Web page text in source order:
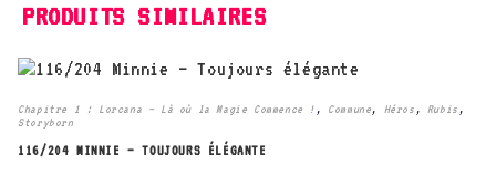
PRODUITS SIMILAIRES
Chapitre 1 : Lorcana – Là où la Magie Commence ! , Commune, Héros , Rubis ,
Storyborn
116/204 MINNIE – TOUJOURS ÉLÉGANTE